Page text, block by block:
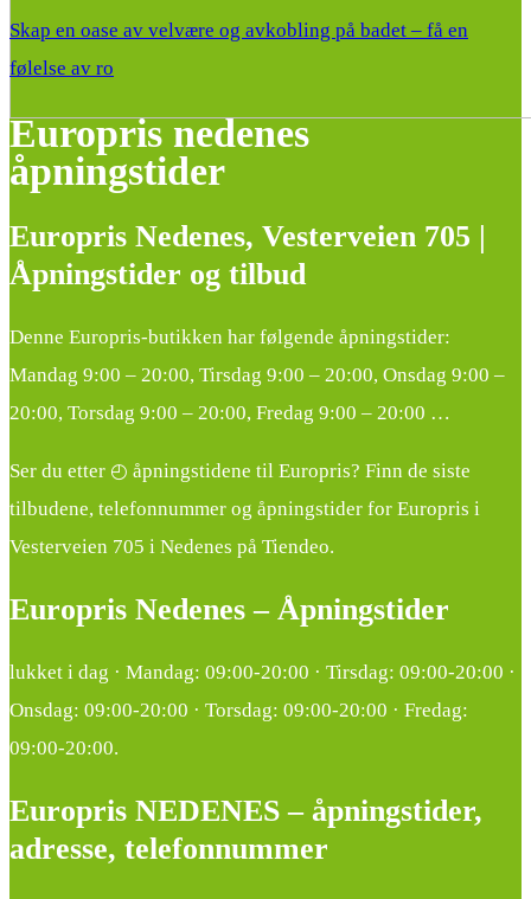
Skap en oase av velvære og avkobling på badet – få en
følelse av ro
Europris nedenes
åpningstider
Europris Nedenes, Vesterveien 705 |
Åpningstider og tilbud
Denne Europris-butikken har følgende åpningstider:
Mandag 9:00 – 20:00, Tirsdag 9:00 – 20:00, Onsdag 9:00 –
20:00, Torsdag 9:00 – 20:00, Fredag 9:00 – 20:00 …
Ser du etter ◴ åpningstidene til Europris? Finn de siste
tilbudene, telefonnummer og åpningstider for Europris i
Vesterveien 705 i Nedenes på Tiendeo.
Europris Nedenes – Åpningstider
lukket i dag · Mandag: 09:00-20:00 · Tirsdag: 09:00-20:00 ·
Onsdag: 09:00-20:00 · Torsdag: 09:00-20:00 · Fredag:
09:00-20:00.
Europris NEDENES – åpningstider,
adresse, telefonnummer